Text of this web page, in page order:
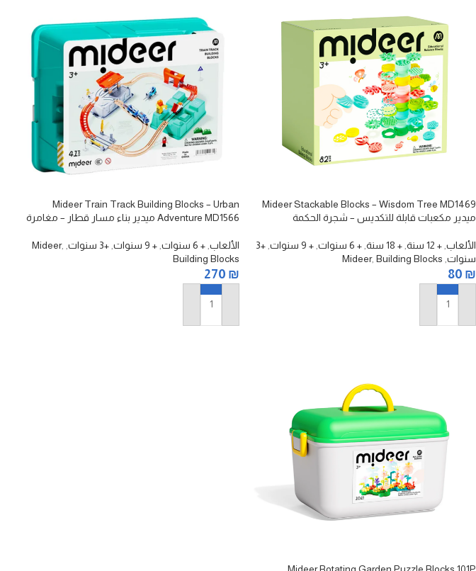
Mideer Stackable Blocks – Wisdom Tree MD1469
ميدير مكعبات قابلة للتكديس – شجرة الحكمة
الألعاب, + 12 سنة , + 18 سنة , + 6 سنوات , + 9 سنوات ,
+3
سنوات,
Mideer, Building Blocks
80 ₪
إضافة إلى السلة
Mideer Train Track Building Blocks – Urban
Adventure MD1566 ميدير بناء مسار قطار – مغامرة
الألعاب, + 6 سنوات , + 9 سنوات , +3 سنوات ,
Mideer,
Building Blocks
270 ₪
إضافة إلى السلة